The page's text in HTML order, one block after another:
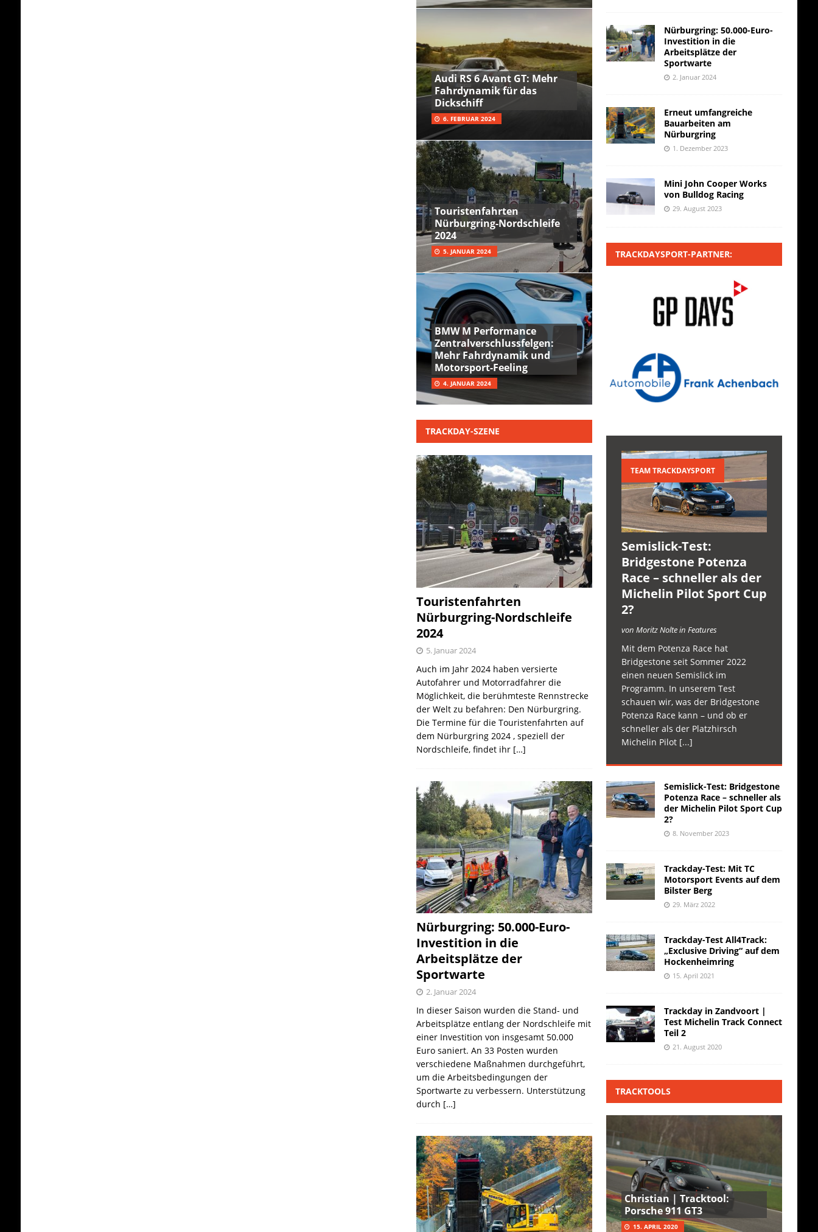
Audi RS 6 Avant GT: Mehr
Fahrdynamik für das
Dickschiff
6. FEBRUAR 2024
Touristenfahrten
Nürburgring-Nordschleife
2024
5. JANUAR 2024
BMW M Performance
Zentralverschlussfelgen:
Mehr Fahrdynamik und
Motorsport-Feeling
4. JANUAR 2024
TRACKDAY-SZENE
Touristenfahrten
Nürburgring-Nordschleife
2024
5. Januar 2024
Auch im Jahr 2024 haben versierte
Autofahrer und Motorradfahrer die
Möglichkeit, die berühmteste Rennstrecke
der Welt zu befahren: Den Nürburgring.
Die Termine für die Touristenfahrten auf
dem Nürburgring 2024 , speziell der
Nordschleife, findet ihr […]
Nürburgring: 50.000-Euro-
Investition in die
Arbeitsplätze der
Sportwarte
2. Januar 2024
In dieser Saison wurden die Stand- und
Arbeitsplätze entlang der Nordschleife mit
einer Investition von insgesamt 50.000
Euro saniert. An 33 Posten wurden
verschiedene Maßnahmen durchgeführt,
um die Arbeitsbedingungen der
Sportwarte zu verbessern. Unterstützung
durch […]
Nürburgring: 50.000-Euro-
Investition in die
Arbeitsplätze der
Sportwarte
2. Januar 2024
Erneut umfangreiche
Bauarbeiten am
Nürburgring
1. Dezember 2023
Mini John Cooper Works
von Bulldog Racing
29. August 2023
TRACKDAYSPORT-PARTNER:
TEAM TRACKDAYSPORT
Semislick-Test:
Bridgestone Potenza
Race – schneller als der
Michelin Pilot Sport Cup
2?
von Moritz Nolte in Features
Mit dem Potenza Race hat
Bridgestone seit Sommer 2022
einen neuen Semislick im
Programm. In unserem Test
schauen wir, was der Bridgestone
Potenza Race kann – und ob er
schneller als der Platzhirsch
Michelin Pilot [...]
Semislick-Test: Bridgestone
Potenza Race – schneller als
der Michelin Pilot Sport Cup
2?
8. November 2023
Trackday-Test: Mit TC
Motorsport Events auf dem
Bilster Berg
29. März 2022
Trackday-Test All4Track:
„Exclusive Driving“ auf dem
Hockenheimring
15. April 2021
Trackday in Zandvoort |
Test Michelin Track Connect
Teil 2
21. August 2020
TRACKTOOLS
Christian | Tracktool:
Porsche 911 GT3
15. APRIL 2020